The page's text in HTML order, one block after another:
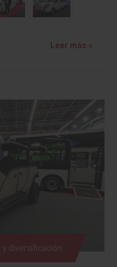
Leer más »
y diversificación